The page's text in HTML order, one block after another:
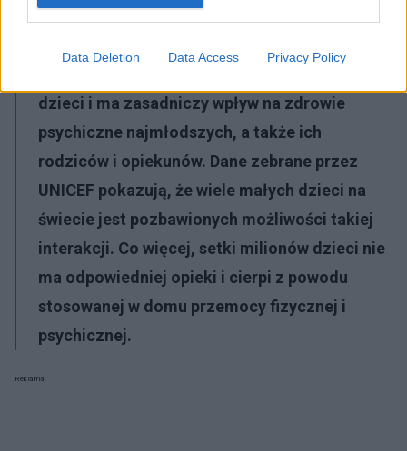
Data Deletion Data Access Privacy Policy
dzieci i ma zasadniczy wpływ na zdrowie
psychiczne najmłodszych, a także ich
rodziców i opiekunów. Dane zebrane przez
UNICEF pokazują, że wiele małych dzieci na
świecie jest pozbawionych możliwości takiej
interakcji. Co więcej, setki milionów dzieci nie
ma odpowiedniej opieki i cierpi z powodu
stosowanej w domu przemocy fizycznej i
psychicznej.
Reklama: